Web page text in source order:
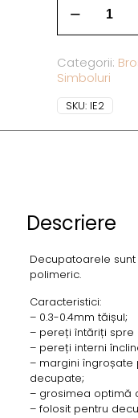
Categorii:
Simboluri
SKU: IE2
Descriere
Decupatoarele
polimeric.
Caracteristici:
– 0.3-0.4mm tăișul;
– pereți întăriți
– pereți interni
– margini
decupate;
– grosimea optimă
– folosit pentru